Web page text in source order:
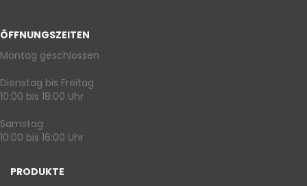
ÖFFNUNGSZEITEN
Montag geschlossen
Dienstag bis Freitag
10:00 bis 18:00 Uhr
Samstag
10:00 bis 16:00 Uhr
PRODUKTE